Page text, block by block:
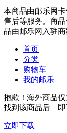
本商品由邮乐网
售后等服务。商
品由邮乐网入驻商
首页
分类
购物车
我的邮乐
抱歉！海外商品
找到该商品后，即
立即下载